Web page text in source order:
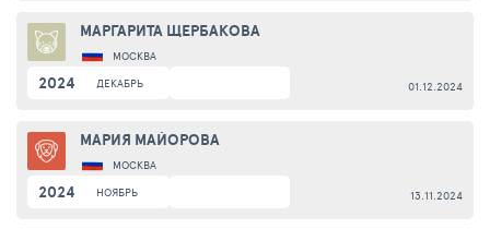
МАРГАРИТА ЩЕРБАКОВА
МОСКВА
2024 ДЕКАБРЬ 01.12.2024
МАРИЯ МАЙОРОВА
МОСКВА
2024 НОЯБРЬ 13.11.2024